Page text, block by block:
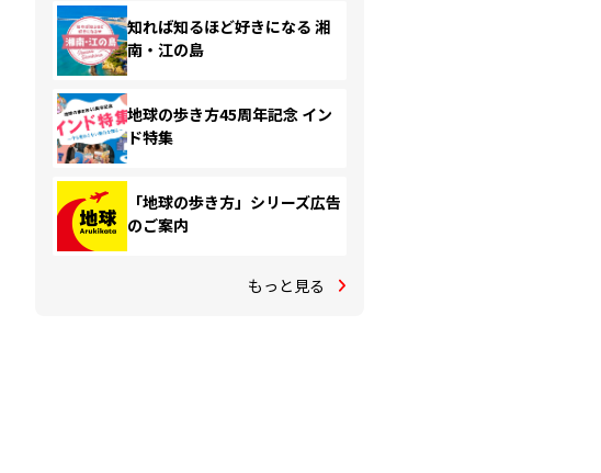
知れば知るほど好きになる 湘
南・江の島
地球の歩き方45周年記念 イン
ド特集
「地球の歩き方」シリーズ広告
のご案内
もっと見る